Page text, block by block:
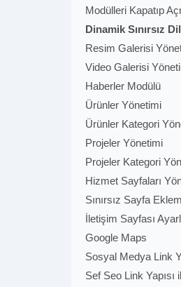
Modülleri Kapatıp
Dinamik Sınırsız
Resim Galerisi
Video Galerisi
Haberler Modülü
Ürünler Yönetimi
Ürünler Kategori
Projeler Yönetimi
Projeler Kategori
Hizmet Sayfaları
Sınırsız Sayfa
İletişim Sayfası
Google Maps
Sosyal Medya Link
Sef Seo Link